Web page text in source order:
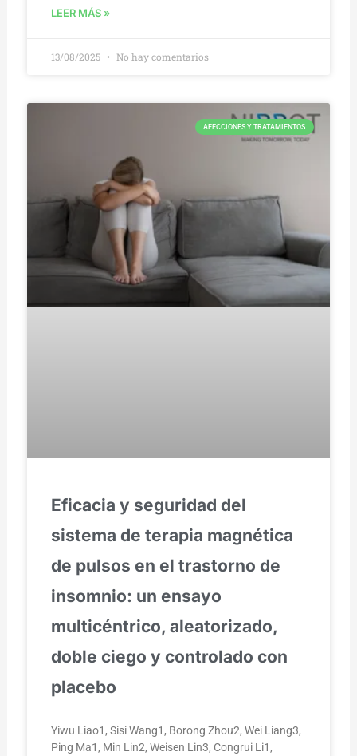
LEER MÁS »
13/08/2025 No hay comentarios
AFECCIONES Y TRATAMIENTOS
Eficacia y seguridad del
sistema de terapia magnética
de pulsos en el trastorno de
insomnio: un ensayo
multicéntrico, aleatorizado,
doble ciego y controlado con
placebo
Yiwu Liao1, Sisi Wang1, Borong Zhou2, Wei Liang3,
Ping Ma1, Min Lin2, Weisen Lin3, Congrui Li1,